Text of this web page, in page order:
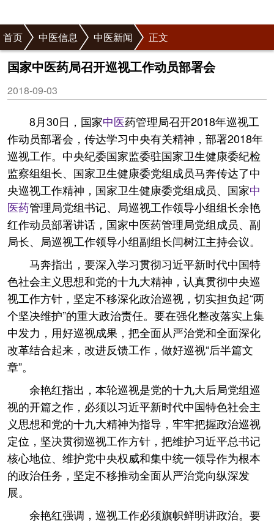
首页 中医信息 中医新闻 正文
国家中医药局召开巡视工作动员部署会
2018-09-03
8月30日，国家中医药管理局召开2018年巡视工
作动员部署会，传达学习中央有关精神，部署2018年
巡视工作。中央纪委国家监委驻国家卫生健康委纪检
监察组组长、国家卫生健康委党组成员马奔传达了中
央巡视工作精神，国家卫生健康委党组成员、国家中
医药管理局党组书记、局巡视工作领导小组组长余艳
红作动员部署讲话，国家中医药管理局党组成员、副
局长、局巡视工作领导小组副组长闫树江主持会议。
马奔指出，要深入学习贯彻习近平新时代中国特
色社会主义思想和党的十九大精神，认真贯彻中央巡
视工作方针，坚定不移深化政治巡视，切实担负起“两
个坚决维护”的重大政治责任。要在强化整改落实上集
中发力，用好巡视成果，把全面从严治党和全面深化
改革结合起来，改进反馈工作，做好巡视“后半篇文
章”。
余艳红指出，本轮巡视是党的十九大后局党组巡
视的开篇之作，必须以习近平新时代中国特色社会主
义思想和党的十九大精神为指导，牢牢把握政治巡视
定位，坚决贯彻巡视工作方针，把维护习近平总书记
核心地位、维护党中央权威和集中统一领导作为根本
的政治任务，坚定不移推动全面从严治党向纵深发
展。
余艳红强调，巡视工作必须旗帜鲜明讲政治。要